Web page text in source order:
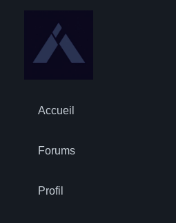
Accueil
Forums
Profil